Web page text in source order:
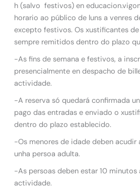
h (salvo festivos) en
horario ao público de luns a venres
excepto festivos. Os xustificantes
sempre remitidos dentro do plazo
-As fins de semana e festivos, a
presencialmente en despacho de
actividade.
-A reserva só quedará confirmada
pago das entradas e enviado o
dentro do plazo establecido.
-Os menores de idade deben acudir
unha persoa adulta.
-As persoas deben estar 10
actividade.